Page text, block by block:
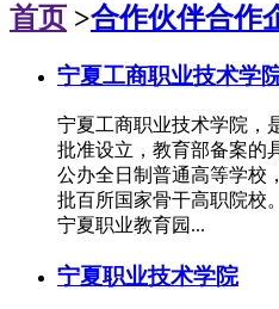
首页 >合作伙伴合作
宁夏工商职业技术学
宁夏工商职业技术学院，
批准设立，教育部备案的
公办全日制普通高等学校
批百所国家骨干高职院校
宁夏职业教育园...
宁夏职业技术学院